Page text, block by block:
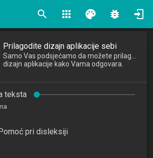
search apps palette bug_report
za ekonomiste 1
for Economists 1
2025/2026
Prilagodite dizajn aplikacije sebi
dizajn aplikacije kako Vama odgovara.
teksta
pri disleksiji